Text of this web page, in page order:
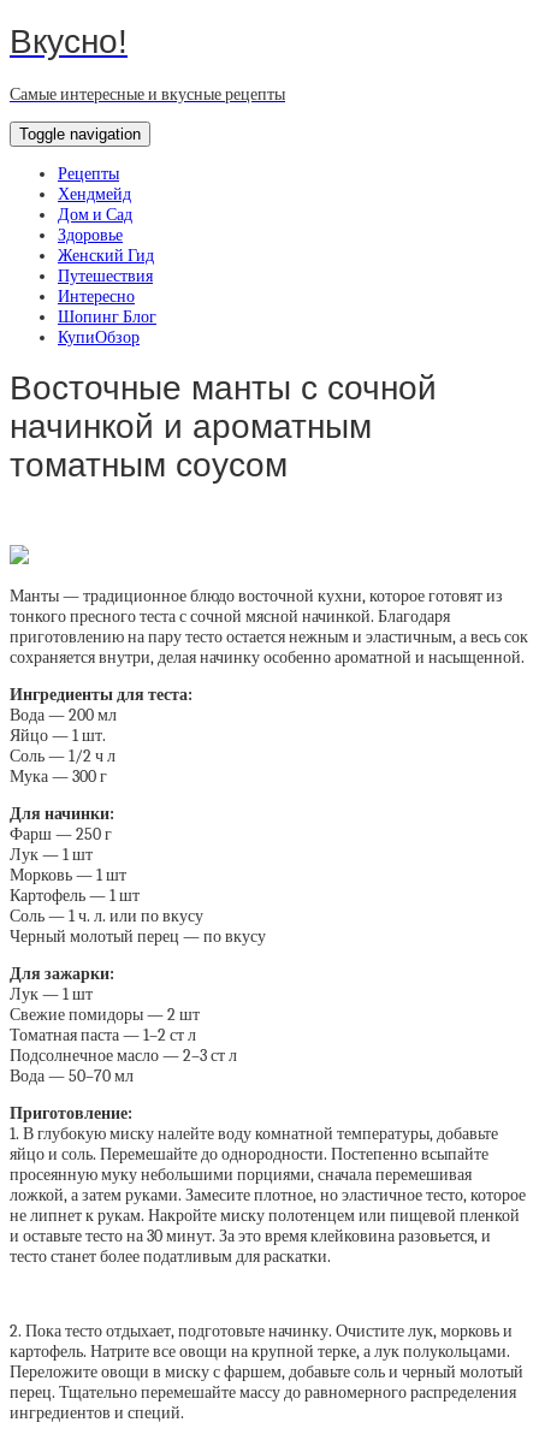
Вкусно!
Самые интересные и вкусные рецепты
Toggle navigation
Рецепты
Хендмейд
Дом и Сад
Здоровье
Женский Гид
Путешествия
Интересно
Шопинг Блог
КупиОбзор
Восточные манты с сочной
начинкой и ароматным
томатным соусом
Манты — традиционное блюдо восточной кухни, которое готовят из
тонкого пресного теста с сочной мясной начинкой. Благодаря
приготовлению на пару тесто остается нежным и эластичным, а весь сок
сохраняется внутри, делая начинку особенно ароматной и насыщенной.
Ингредиенты для теста:
Вода — 200 мл
Яйцо — 1 шт.
Соль — 1/2 ч л
Мука — 300 г
Для начинки:
Фарш — 250 г
Лук — 1 шт
Морковь — 1 шт
Картофель — 1 шт
Соль — 1 ч. л. или по вкусу
Черный молотый перец — по вкусу
Для зажарки:
Лук — 1 шт
Свежие помидоры — 2 шт
Томатная паста — 1–2 ст л
Подсолнечное масло — 2–3 ст л
Вода — 50–70 мл
Приготовление:
1. В глубокую миску налейте воду комнатной температуры, добавьте
яйцо и соль. Перемешайте до однородности. Постепенно всыпайте
просеянную муку небольшими порциями, сначала перемешивая
ложкой, а затем руками. Замесите плотное, но эластичное тесто, которое
не липнет к рукам. Накройте миску полотенцем или пищевой пленкой
и оставьте тесто на 30 минут. За это время клейковина разовьется, и
тесто станет более податливым для раскатки.
2. Пока тесто отдыхает, подготовьте начинку. Очистите лук, морковь и
картофель. Натрите все овощи на крупной терке, а лук полукольцами.
Переложите овощи в миску с фаршем, добавьте соль и черный молотый
перец. Тщательно перемешайте массу до равномерного распределения
ингредиентов и специй.